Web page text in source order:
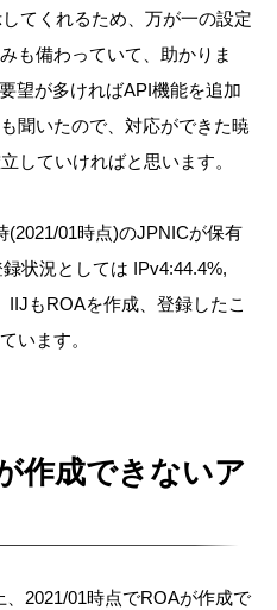
てくれるため、万が一の設定
も備わっていて、助かりま
望が多ければAPI機能を追加
聞いたので、対応ができた暁
していければと思います。
01時点)のJPNICが保有
状況としては IPv4:44.4%,
IIJもROAを作成、登録したこ
います。
作成できないア
2021/01時点でROAが作成で